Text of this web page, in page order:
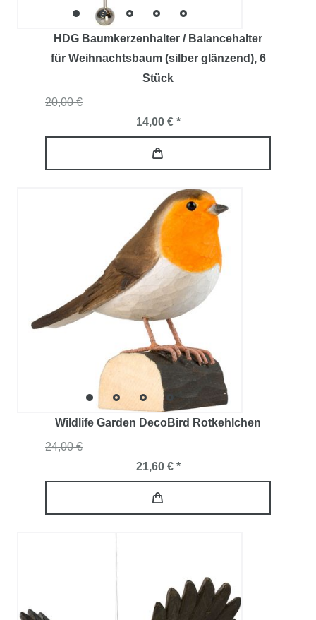
HDG Baumkerzenhalter / Balancehalter
für Weihnachtsbaum (silber glänzend), 6
Stück
20,00 €
14,00 € *
Wildlife Garden DecoBird Rotkehlchen
24,00 €
21,60 € *